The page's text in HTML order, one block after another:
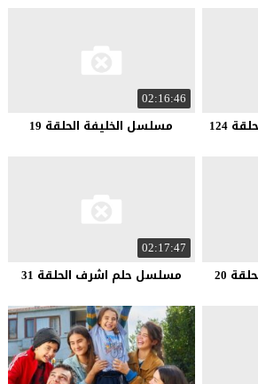
124
02:16:46
مسلسل الخليفة الحلقة 19
20
02:17:47
مسلسل حلم اشرف الحلقة 31